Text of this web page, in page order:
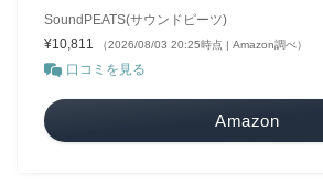
SoundPEATS(サウンドピーツ)
¥10,811
（2026/08/03 20:25時点 | Amazon調べ）
口コミを見る
Amazon